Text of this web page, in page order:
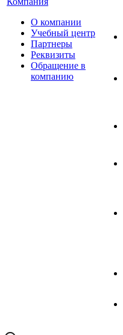
О компании
Учебный центр
Партнеры
Реквизиты
Обращение в
компанию